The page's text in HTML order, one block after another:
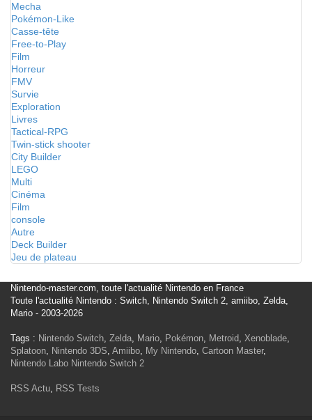
Mecha
Pokémon-Like
Casse-tête
Free-to-Play
Film
Horreur
FMV
Survie
Exploration
Livres
Tactical-RPG
Twin-stick shooter
City Builder
LEGO
Multi
Cinéma
Film
console
Autre
Deck Builder
Jeu de plateau
Nintendo-master.com, toute l'actualité Nintendo en France
Toute l'actualité Nintendo : Switch, Nintendo Switch 2, amiibo, Zelda,
Mario - 2003-2026
Tags : Nintendo Switch, Zelda, Mario, Pokémon, Metroid, Xenoblade,
Splatoon, Nintendo 3DS, Amiibo, My Nintendo, Cartoon Master,
Nintendo Labo Nintendo Switch 2
RSS Actu, RSS Tests